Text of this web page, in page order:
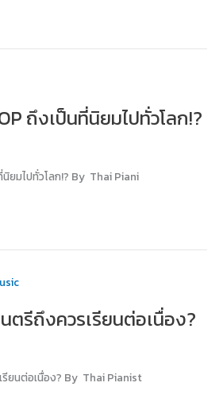
ถึงเป็นที่นิยมไปทั่วโลก!?
ยมไปทั่วโลก!? By Thai Piani
ตรีถึงควรเรียนต่อเนื่อง?
รียนต่อเนื่อง? By Thai Pianist